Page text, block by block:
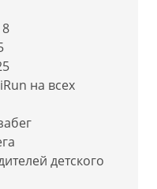
на всех
детского